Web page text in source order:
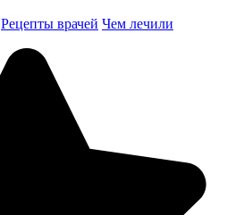
Рецепты врачей Чем лечили